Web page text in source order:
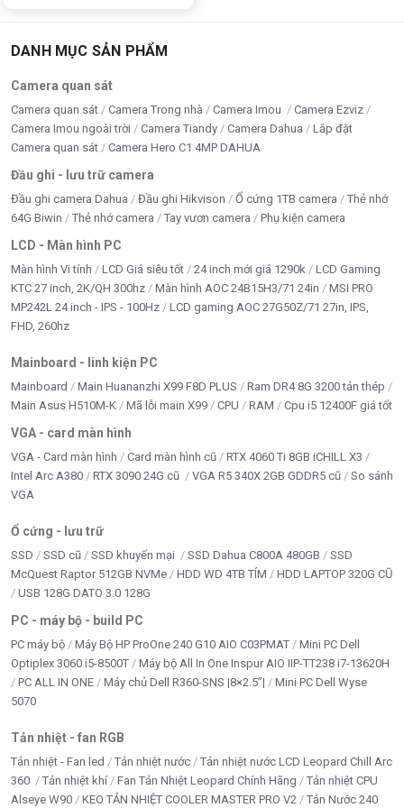
chi phí thi công
CPU - BỘ XỬ LÝ
DÂY CÁP - CHUYỂN ĐỔI
DÂY MẠNG
Di chuyển
DỊCH VỤ SỬA CHỮA
ĐỒ CHƠI ĐỘC - LẠ
Google Merchant
HDD - SSD -M2
Inverter bám tải
LAPTOP Chính hãng
LINH KIỆN LAPTOP
LINH KIỆN TRÂU CÀY
LOA KẸO KÉO
LOA VI TÍNH - HEADPHONE
MAINBOARD
MÁY BỘ & PC GAMING
Movespeed
Năng Lượng Mặt Trời
DANH MỤC SẢN PHẨM
Camera quan sát
Camera quan sát Camera Trong nhà Camera Imou
Camera Ezviz
Camera Imou ngoài trời
Camera Tiandy Camera Dahua
Lắp đặt
Camera quan sát
Camera Hero C1 4MP DAHUA
Đầu ghi - lưu trữ camera
Đầu ghi camera Dahua Đầu ghi Hikvison Ổ cứng 1TB camera
Thẻ nhớ
64G Biwin
Thẻ nhớ camera Tay vươn camera Phụ kiện camera
LCD - Màn hình PC
Màn hình Vi tính LCD Giá siêu tốt 24 inch mới giá 1290k
LCD Gaming
KTC 27 inch, 2K/QH 300hz
Màn hình AOC 24B15H3/71 24in
MSI PRO
MP242L 24 inch - IPS - 100Hz
LCD gaming AOC 27G50Z/71 27in, IPS,
FHD, 260hz
Mainboard - linh kiện PC
Mainboard Main Huananzhi X99 F8D PLUS
Ram DR4 8G 3200 tản thép
Main Asus H510M-K
Mã lỗi main X99 CPU RAM Cpu i5 12400F giá tốt
VGA - card màn hình
VGA - Card màn hình Card màn hình cũ
RTX 4060 Ti 8GB iCHILL X3
Intel Arc A380
RTX 3090 24G cũ VGA R5 340X 2GB GDDR5 cũ
So sánh
VGA
Ổ cứng - lưu trữ
SSD SSD cũ SSD khuyến mại SSD Dahua C800A 480GB
SSD
McQuest Raptor 512GB NVMe
HDD WD 4TB TÍM
HDD LAPTOP 320G CŨ
USB 128G DATO 3.0 128G
PC - máy bộ - build PC
PC máy bộ Máy Bộ HP ProOne 240 G10 AIO C03PMAT
Mini PC Dell
Optiplex 3060 i5-8500T
Máy bộ All In One Inspur AIO IIP-TT238 i7-13620H
PC ALL IN ONE
Máy chủ Dell R360-SNS |8×2.5”|
Mini PC Dell Wyse
5070
Tản nhiệt - fan RGB
Tản nhiệt - Fan led Tản nhiệt nước
Tản nhiệt nước LCD Leopard Chill Arc
360
Tản nhiệt khí Fan Tản Nhiệt Leopard Chính Hãng
Tản nhiệt CPU
Alseye W90
KEO TẢN NHIỆT COOLER MASTER PRO V2 Tản Nước 240